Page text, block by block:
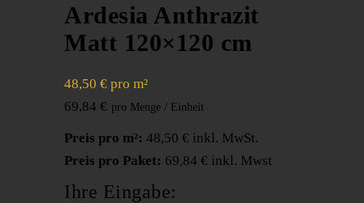
Ardesia Anthrazit
Matt 120×120 cm
48,50 € pro m²
69,84 €
Preis pro m²: 48,50 € inkl. MwSt.
Preis pro Paket: 69,84 € inkl. Mwst
Ihre Eingabe: